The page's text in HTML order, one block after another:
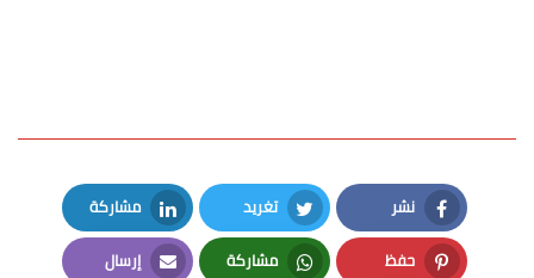
نشر
Facebook
تغريد
Twitter
مشاركة
LinkedIn
حفظ مشاركة إرسال